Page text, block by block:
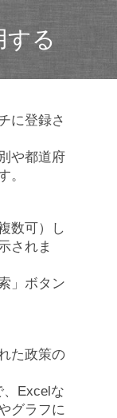
する
に登録さ
や都道府
。
数可）し
されま
」ボタン
た政策の
Excelな
グラフに